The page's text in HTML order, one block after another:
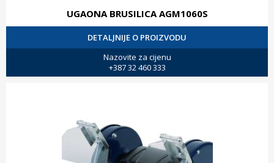
UGAONA BRUSILICA AGM1060S
DETALJNIJE O PROIZVODU
Nazovite za cijenu
+387 32 460 333